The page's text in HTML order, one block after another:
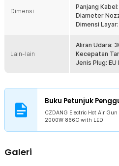
pekerjaan yang membutuhkan
Bahan Berkualitas
Terbuat dari bahan aluminium
bodi terbuat dari bahan plastik
tetap kokoh sehingga awet untuk
Rincian yang Anda dapatkan untuk
1 x CZDANG Electric Hot Air Gun
1 x Panduan Penggunaan
Dimensi
Panjang
Diameter
Dimensi
Lain-lain
Aliran Udara:
Kecepatan
Jenis Plug: EU
Buku Petunjuk
CZDANG Electric Hot Air
2000W 866C with LED
Galeri